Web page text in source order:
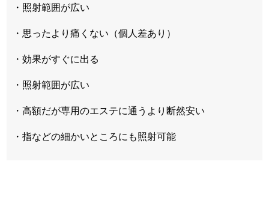
・照射範囲が広い
・思ったより痛くない（個人差あり）
・効果がすぐに出る
・照射範囲が広い
・高額だが専用のエステに通うより断然安い
・指などの細かいところにも照射可能